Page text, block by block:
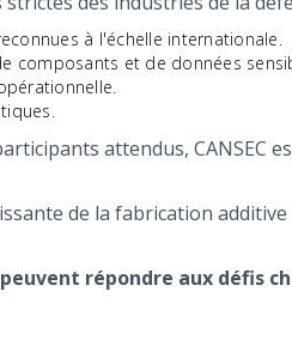
à l'échelle internationale.
composants et de données
attendus, CANSEC
de la fabrication
répondre aux défis